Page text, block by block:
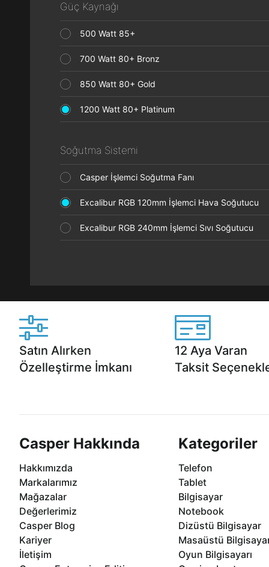
Güç Kaynağı
500 Watt 85+
700 Watt 80+ Bronz
850 Watt 80+ Gold
1200 Watt 80+ Platinum
Soğutma Sistemi
Casper İşlemci Soğutma Fanı
Excalibur RGB 120mm İşlemci Hava Soğutucu
Excalibur RGB 240mm İşlemci Sıvı Soğutucu
Satın Alırken
Özelleştirme İmkanı
12 Aya Varan
Taksit
Casper Hakkında
Hakkımızda
Markalarımız
Mağazalar
Değerlerimiz
Casper Blog
Kariyer
İletişim
Kategoriler
Telefon
Tablet
Bilgisayar
Notebook
Dizüstü Bilgisayar
Masaüstü
Oyun Bilgisayarı